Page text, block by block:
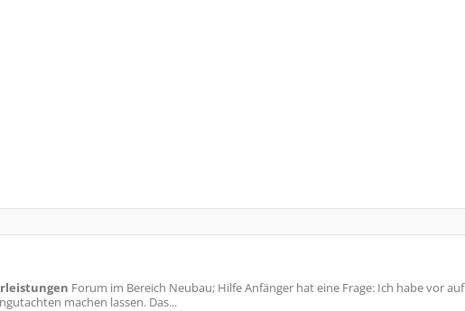
Forum im Bereich Neubau; Hilfe Anfänger hat eine Frage: Ich habe vor auf
machen lassen. Das...